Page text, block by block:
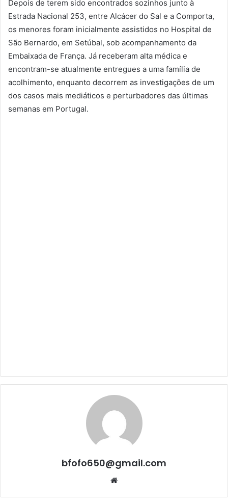
Depois de terem sido encontrados sozinhos junto à
Estrada Nacional 253, entre Alcácer do Sal e a Comporta,
os menores foram inicialmente assistidos no Hospital de
São Bernardo, em Setúbal, sob acompanhamento da
Embaixada de França. Já receberam alta médica e
encontram-se atualmente entregues a uma família de
acolhimento, enquanto decorrem as investigações de um
dos casos mais mediáticos e perturbadores das últimas
semanas em Portugal.
bfofo650@gmail.com
Website